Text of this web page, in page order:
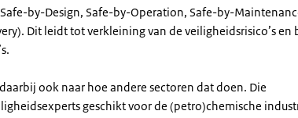
by-Design, Safe-by-Operation, Safe-by-
Dit leidt tot verkleining van de veiligheidsrisico’s en
ook naar hoe andere sectoren dat doen. Die
geschikt voor de (petro)chemische